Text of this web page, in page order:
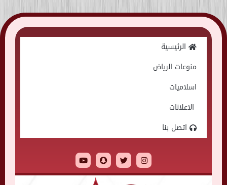
Skip
to
الرئيسية
منوعات الرياض
اسلاميات
الاعلانات
اتصل بنا